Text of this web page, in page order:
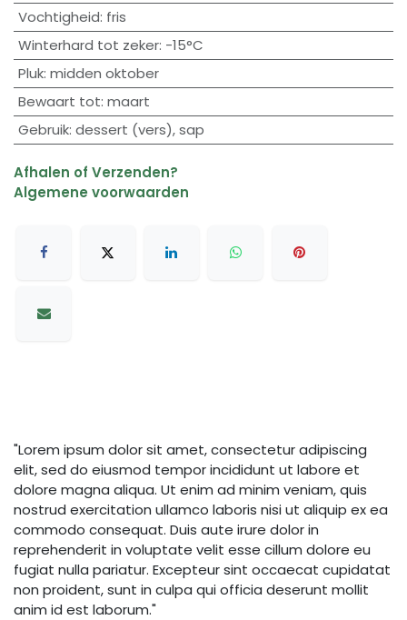
Vochtigheid: fris
Winterhard tot zeker: -15°C
Pluk: midden oktober
Bewaart tot: maart
Gebruik: dessert (vers),sap
Afhalen of Verzenden?
Algemene voorwaarden
"Lorem ipsum dolor sit amet, consectetur adipiscing
elit, sed do eiusmod tempor incididunt ut labore et
dolore magna aliqua. Ut enim ad minim veniam, quis
nostrud exercitation ullamco laboris nisi ut aliquip ex ea
commodo consequat. Duis aute irure dolor in
reprehenderit in voluptate velit esse cillum dolore eu
fugiat nulla pariatur. Excepteur sint occaecat cupidatat
non proident, sunt in culpa qui officia deserunt mollit
anim id est laborum."